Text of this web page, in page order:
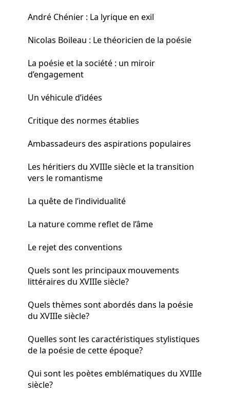
André Chénier : La lyrique en exil
Nicolas Boileau : Le théoricien de la poésie
La poésie et la société : un miroir
d’engagement
Un véhicule d’idées
Critique des normes établies
Ambassadeurs des aspirations populaires
Les héritiers du XVIIIe siècle et la transition
vers le romantisme
La quête de l’individualité
La nature comme reflet de l’âme
Le rejet des conventions
Quels sont les principaux mouvements
littéraires du XVIIIe siècle?
Quels thèmes sont abordés dans la poésie
du XVIIIe siècle?
Quelles sont les caractéristiques stylistiques
de la poésie de cette époque?
Qui sont les poètes emblématiques du XVIIIe
siècle?